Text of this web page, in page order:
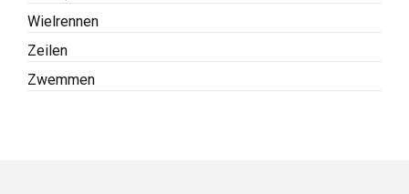
Wielrennen
Zeilen
Zwemmen